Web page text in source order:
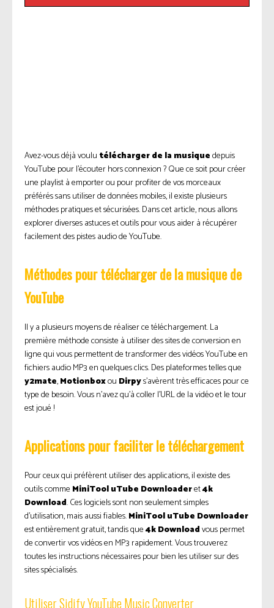
Avez-vous déjà voulu télécharger de la musiquedepuis
YouTube pour l’écouter hors connexion ? Que ce soit pour créer
une playlist à emporter ou pour profiter de vos morceaux
préférés sans utiliser de données mobiles, il existe plusieurs
méthodes pratiques et sécurisées. Dans cet article, nous allons
explorer diverses astuces et outils pour vous aider à récupérer
facilement des pistes audio de YouTube.
Méthodes pour télécharger de la musique de
YouTube
Il y a plusieurs moyens de réaliser ce téléchargement. La
première méthode consiste à utiliser des sites de conversion en
ligne qui vous permettent de transformer des vidéos YouTube en
fichiers audio MP3 en quelques clics. Des plateformes telles que
y2mate,Motionboxou Dirpys’avèrent très efficaces pour ce
type de besoin. Vous n’avez qu’à coller l’URL de la vidéo et le tour
est joué !
Applications pour faciliter le téléchargement
Pour ceux qui préfèrent utiliser des applications, il existe des
outils comme MiniTool uTube Downloaderet4k
Download. Ces logiciels sont non seulement simples
d’utilisation, mais aussi fiables.MiniTool uTube Downloader
est entièrement gratuit, tandis que4k Downloadvous permet
de convertir vos vidéos en MP3 rapidement. Vous trouverez
toutes les instructions nécessaires pour bien les utiliser sur des
sites spécialisés.
Utiliser Sidify YouTube Music Converter